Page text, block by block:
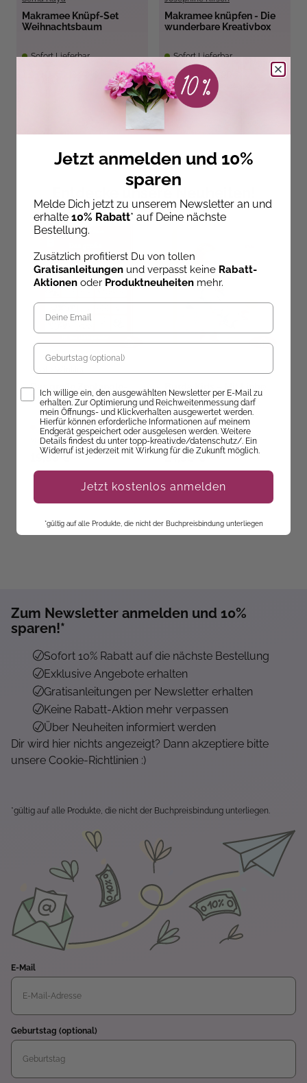
Makramee Knüpf-Set
Weihnachtsbaum
Sofort Lieferbar
Makramee knüpfen - Die
wunderbare Kreativbox
Sofort Lieferbar
22,00 €
17,50 €
Entdecke unsere Neuheiten!
Beate Winkler
Das große Zentangle-
Buch 2
Ab dem 09.10.26
versandbereit
19,99 €
Burda Kids – Mit Liebe
genäht
Ab dem 10.09.26
versandbereit
24,90 €
Zum Newsletter anmelden und 10%
sparen!*
Sofort 10% Rabatt auf die nächste Bestellung
Exklusive Angebote erhalten
Gratisanleitungen per Newsletter erhalten
Keine Rabatt-Aktion mehr verpassen
Über Neuheiten informiert werden
Dir wird hier nichts angezeigt? Dann akzeptiere bitte
unsere Cookie-Richtlinien :)
*gültig auf alle Produkte, die nicht der Buchpreisbindung unterliegen.
E-Mail
Geburtstag (optional)
Jetzt anmelden und 10%
sparen
Melde Dich jetzt zu unserem Newsletter an und
erhalte 10% Rabatt* auf Deine nächste
Bestellung.
Zusätzlich profitierst Du von tollen
Gratisanleitungen und verpasst keine Rabatt-
Aktionen oder Produktneuheiten mehr.
Geburtstag
Opt-InIch willige ein, den ausgewählten Newsletter per E-Mail zu
erhalten. Zur Optimierung und Reichweitenmessung darf
mein Öffnungs- und Klickverhalten ausgewertet werden.
Hierfür können erforderliche Informationen auf meinem
Endgerät gespeichert oder ausgelesen werden. Weitere
Details findest du unter topp-kreativ.de/datenschutz/. Ein
Widerruf ist jederzeit mit Wirkung für die Zukunft möglich.
Jetzt kostenlos anmelden
*gültig auf alle Produkte, die nicht der Buchpreisbindung unterliegen